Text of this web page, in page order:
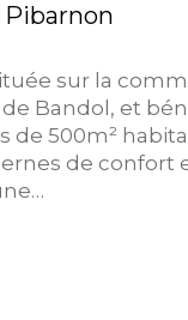
Pibarnon
sur la
Bandol, et
de 500m²
de confort